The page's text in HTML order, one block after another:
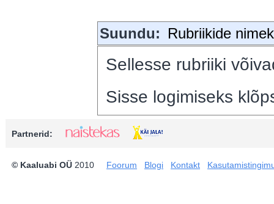
Suundu: Rubriikide
Sellesse rubriiki
Sisse logimiseks